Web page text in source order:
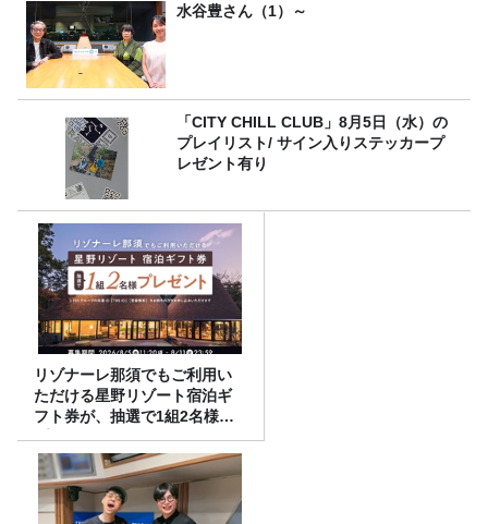
水谷豊さん（1）～
「CITY CHILL CLUB」8月5日（水）の
プレイリスト/ サイン入りステッカープ
レゼント有り
リゾナーレ那須でもご利用い
ただける星野リゾート宿泊ギ
フト券が、抽選で1組2名様に
プレゼント！